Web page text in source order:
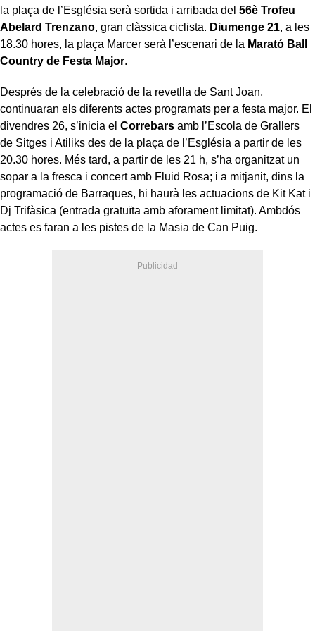
la plaça de l’Església serà sortida i arribada del 56è Trofeu
Abelard Trenzano, gran clàssica ciclista. Diumenge 21, a les
18.30 hores, la plaça Marcer serà l’escenari de la Marató Ball
Country de Festa Major.
Després de la celebració de la revetlla de Sant Joan,
continuaran els diferents actes programats per a festa major. El
divendres 26, s’inicia el Correbars amb l’Escola de Grallers
de Sitges i Atiliks des de la plaça de l’Església a partir de les
20.30 hores. Més tard, a partir de les 21 h, s’ha organitzat un
sopar a la fresca i concert amb Fluid Rosa; i a mitjanit, dins la
programació de Barraques, hi haurà les actuacions de Kit Kat i
Dj Trifàsica (entrada gratuïta amb aforament limitat). Ambdós
actes es faran a les pistes de la Masia de Can Puig.